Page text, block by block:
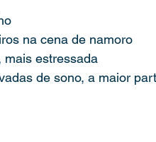
na cena de namoro
mais estressada
de sono, a maior